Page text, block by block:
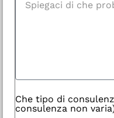
Che tipo di
consulenza non